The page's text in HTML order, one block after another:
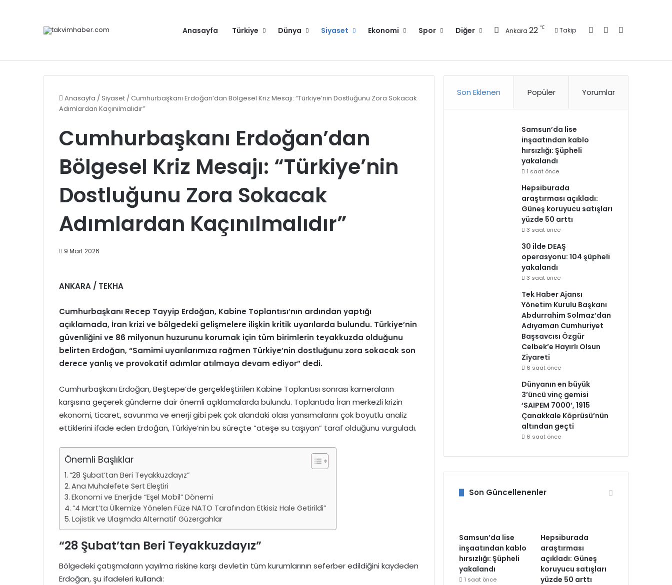
Anasayfa Türkiye Dünya Siyaset Ekonomi Spor Diğer Ankara 22 ℃ Takip Kayıt OlKenar Bölmesi
Anasayfa /Siyaset /Cumhurbaşkanı Erdoğan’dan Bölgesel Kriz Mesajı: “Türkiye’nin Dostluğunu Zora Sokacak
Adımlardan Kaçınılmalıdır”
Cumhurbaşkanı Erdoğan’dan
Bölgesel Kriz Mesajı: “Türkiye’nin
Dostluğunu Zora Sokacak
Adımlardan Kaçınılmalıdır”
9 Mart 2026
ANKARA / TEKHA
Cumhurbaşkanı Recep Tayyip Erdoğan, Kabine Toplantısı’nın ardından yaptığı
açıklamada, İran krizi ve bölgedeki gelişmelere ilişkin kritik uyarılarda bulundu. Türkiye’nin
güvenliğini ve 86 milyonun huzurunu korumak için tüm birimlerin teyakkuzda olduğunu
belirten Erdoğan, “Samimi uyarılarımıza rağmen Türkiye’nin dostluğunu zora sokacak son
derece yanlış ve provokatif adımlar atılmaya devam ediyor” dedi.
Cumhurbaşkanı Erdoğan, Beştepe’de gerçekleştirilen Kabine Toplantısı sonrası kameraların
karşısına geçerek gündeme dair önemli açıklamalarda bulundu. Toplantıda İran merkezli krizin
ekonomi, ticaret, savunma ve enerji gibi pek çok alandaki olası yansımalarını çok boyutlu analiz
ettiklerini ifade eden Erdoğan, Türkiye’nin bu süreçte “ateşe su taşıyan” taraf olduğunu vurguladı.
Önemli Başlıklar
“28 Şubat’tan Beri Teyakkuzdayız”
Ana Muhalefete Sert Eleştiri
Ekonomi ve Enerjide “Eşel Mobil” Dönemi
“4 Mart’ta Ülkemize Yönelen Füze NATO Tarafından Etkisiz Hale Getirildi”
Lojistik ve Ulaşımda Alternatif Güzergahlar
“28 Şubat’tan Beri Teyakkuzdayız”
Bölgedeki çatışmaların yayılma riskine karşı devletin tüm kurumlarının seferber edildiğini kaydeden
Erdoğan, şu ifadeleri kullandı:
Son Eklenen Popüler Yorumlar
Samsun’da lise
inşaatından kablo
hırsızlığı: Şüpheli
yakalandı
1 saat önce
Hepsiburada
araştırması açıkladı:
Güneş koruyucu satışları
yüzde 50 arttı
3 saat önce
30 ilde DEAŞ
operasyonu: 104 şüpheli
yakalandı
3 saat önce
Tek Haber Ajansı
Yönetim Kurulu Başkanı
Abdurrahim Solmaz’dan
Adıyaman Cumhuriyet
Başsavcısı Özgür
Celbek’e Hayırlı Olsun
Ziyareti
6 saat önce
Dünyanın en büyük
3’üncü vinç gemisi
‘SAIPEM 7000’, 1915
Çanakkale Köprüsü’nün
altından geçti
6 saat önce
Son Güncellenenler
Samsun’da lise
inşaatından kablo
hırsızlığı: Şüpheli
yakalandı
1 saat önce
Hepsiburada
araştırması
açıkladı: Güneş
koruyucu satışları
yüzde 50 arttı